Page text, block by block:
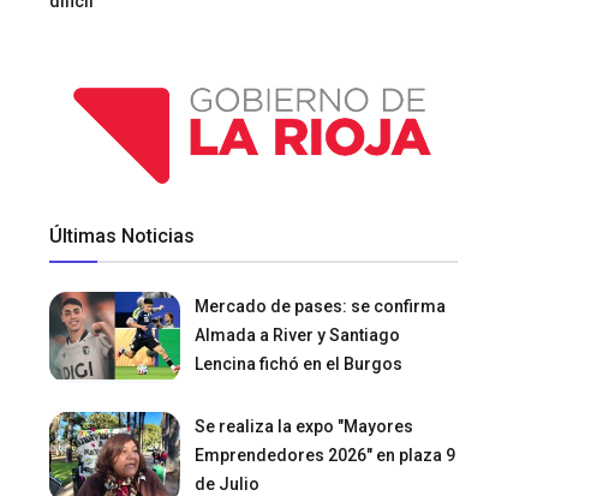
Últimas Noticias
Mercado de pases: se confirma
Almada a River y Santiago
Lencina fichó en el Burgos
Se realiza la expo "Mayores
Emprendedores 2026" en plaza 9
de Julio